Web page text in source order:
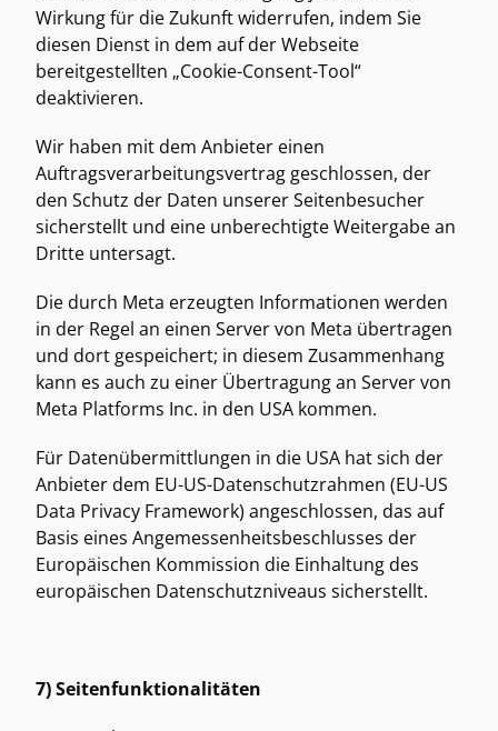
Wirkung für die Zukunft widerrufen, indem Sie
diesen Dienst in dem auf der Webseite
bereitgestellten „Cookie-Consent-Tool“
deaktivieren.
Wir haben mit dem Anbieter einen
Auftragsverarbeitungsvertrag geschlossen, der
den Schutz der Daten unserer Seitenbesucher
sicherstellt und eine unberechtigte Weitergabe an
Dritte untersagt.
Die durch Meta erzeugten Informationen werden
in der Regel an einen Server von Meta übertragen
und dort gespeichert; in diesem Zusammenhang
kann es auch zu einer Übertragung an Server von
Meta Platforms Inc. in den USA kommen.
Für Datenübermittlungen in die USA hat sich der
Anbieter dem EU-US-Datenschutzrahmen (EU-US
Data Privacy Framework) angeschlossen, das auf
Basis eines Angemessenheitsbeschlusses der
Europäischen Kommission die Einhaltung des
europäischen Datenschutzniveaus sicherstellt.
7) Seitenfunktionalitäten